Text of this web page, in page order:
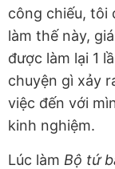
công chiếu, tôi
làm thế này,
được làm lại 1
chuyện gì xảy
việc đến với
kinh nghiệm.
Lúc làm Bộ tứ